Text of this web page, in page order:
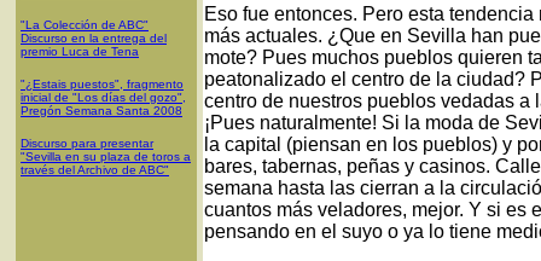
"La Colección de ABC"
Discurso en la entrega del
premio Luca de Tena
"¿Estais puestos", fragmento
inicial de "Los días del gozo",
Pregón Semana Santa 2008
Discurso para presentar
"Sevilla en su plaza de toros a
través del Archivo de ABC"
Eso fue entonces. Pero esta
más actuales. ¿Que en Sevilla han
mote? Pues muchos pueblos quieren
peatonalizado el centro de la ciudad?
centro de nuestros pueblos vedadas
¡Pues naturalmente! Si la moda de
la capital (piensan en los pueblos) y
bares, tabernas, peñas y casinos.
semana hasta las cierran a la
cuantos más veladores, mejor. Y si es
pensando en el suyo o ya lo tiene